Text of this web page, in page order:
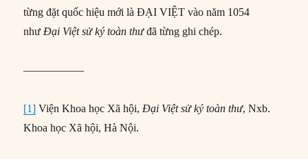
từng đặt quốc hiệu mới là ĐẠI VIỆT vào năm 1054
nhưĐại Việt sử ký toàn thưđã từng ghi chép.
—————–
[1] Viện Khoa học Xã hội,Đại Việt sử ký toàn thư, Nxb.
Khoa học Xã hội, Hà Nội.